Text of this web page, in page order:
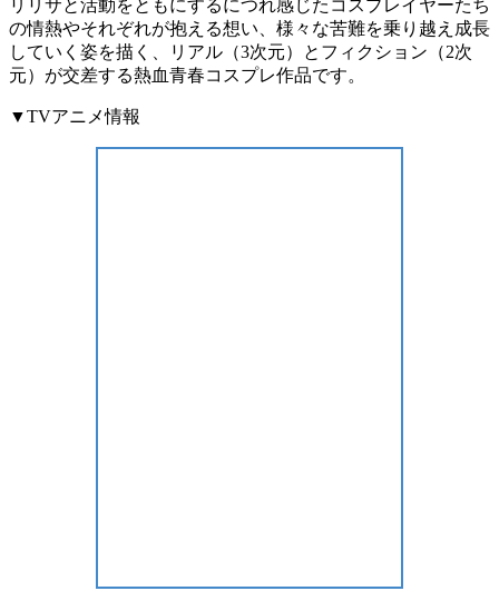
リリサと活動をともにするにつれ感じたコスプレイヤーたち
の情熱やそれぞれが抱える想い、様々な苦難を乗り越え成長
していく姿を描く、リアル（3次元）とフィクション（2次
元）が交差する熱血青春コスプレ作品です。
▼TVアニメ情報